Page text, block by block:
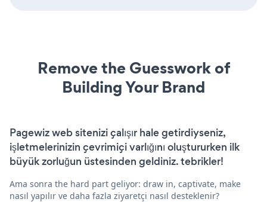
Remove the Guesswork of
Building Your Brand
Pagewiz web sitenizi çalışır hale getirdiyseniz,
işletmelerinizin çevrimiçi varlığını oluştururken ilk
büyük zorluğun üstesinden geldiniz. tebrikler!
Ama sonra the hard part geliyor: draw in, captivate, make
nasıl yapılır ve daha fazla ziyaretçi nasıl desteklenir?